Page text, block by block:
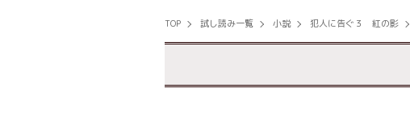
TOP 試し読み一覧 小説 犯人に告ぐ３ 紅の影